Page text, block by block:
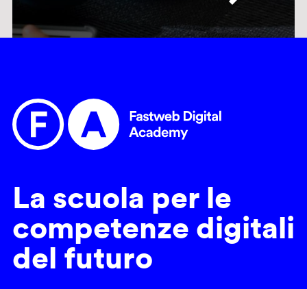
La scuola per le
competenze digitali
del futuro